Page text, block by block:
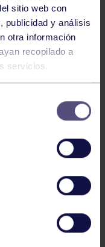
sitio web con
publicidad y análisis
otra información
recopilado a
servicios.
AL
2026